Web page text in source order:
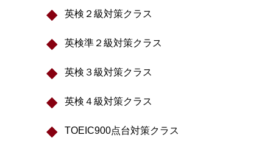
英検２級対策クラス
英検準２級対策クラス
英検３級対策クラス
英検４級対策クラス
TOEIC900点台対策クラス